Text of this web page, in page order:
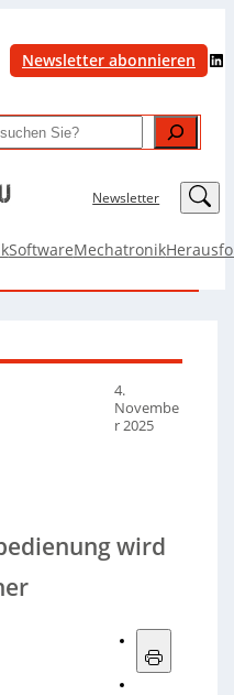
Newsletter abonnieren LinkedIn
Newsletter LinkedIn
SoftwareMechatronik
4.
Novembe
r 2025
wird